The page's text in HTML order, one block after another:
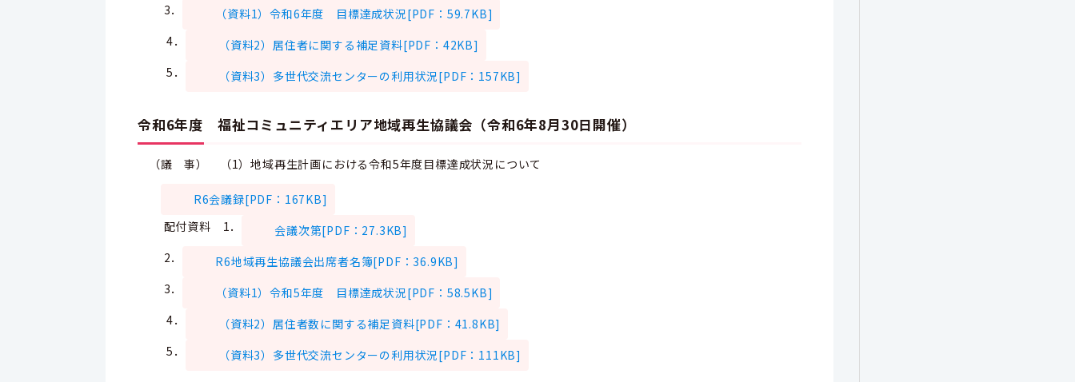
3．
（資料1）令和6年度 目標達成状況[PDF：59.7KB]
4．
（資料2）居住者に関する補足資料[PDF：42KB]
5．
（資料3）多世代交流センターの利用状況[PDF：157KB]
令和6年度 福祉コミュニティエリア地域再生協議会（令和6年8月30日開催）
（議 事） （1）地域再生計画における令和5年度目標達成状況について
R6会議録[PDF：167KB]
配付資料 1．
会議次第[PDF：27.3KB]
2．
R6地域再生協議会出席者名簿[PDF：36.9KB]
3．
（資料1）令和5年度 目標達成状況[PDF：58.5KB]
4．
（資料2）居住者数に関する補足資料[PDF：41.8KB]
5．
（資料3）多世代交流センターの利用状況[PDF：111KB]